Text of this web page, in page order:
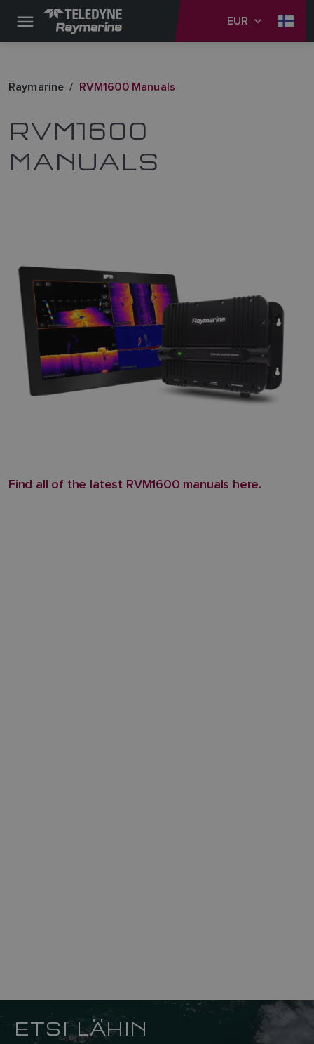
EUR
Raymarine RVM1600 Manuals
RVM1600
MANUALS
Find all of the latest RVM1600 manuals here.
ETSI LÄHIN